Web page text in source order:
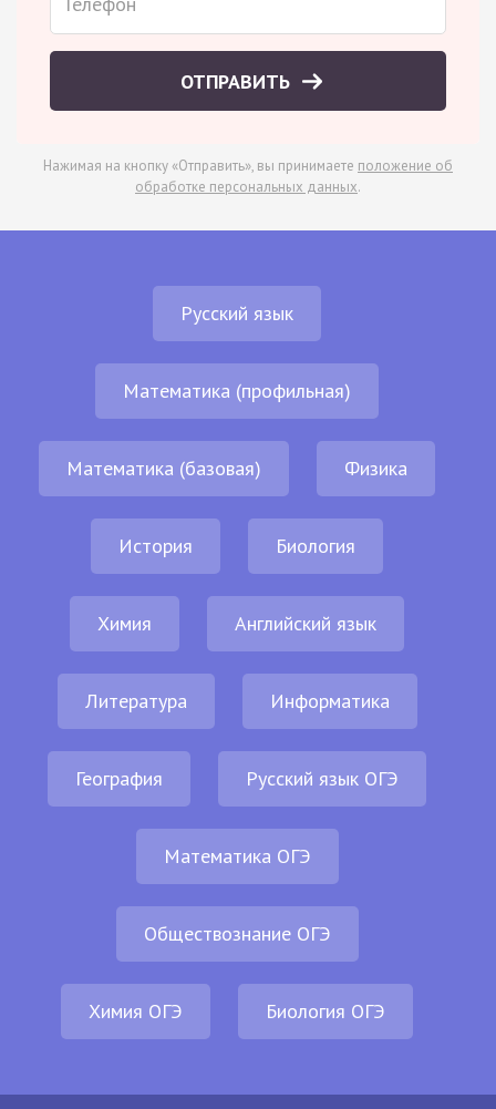
ОТПРАВИТЬ
Нажимая на кнопку «Отправить», вы принимаете положение об
обработке персональных данных.
Русский язык
Математика (профильная)
Математика (базовая) Физика
История Биология
Химия Английский язык
Литература Информатика
География Русский язык ОГЭ
Математика ОГЭ
Обществознание ОГЭ
Химия ОГЭ Биология ОГЭ